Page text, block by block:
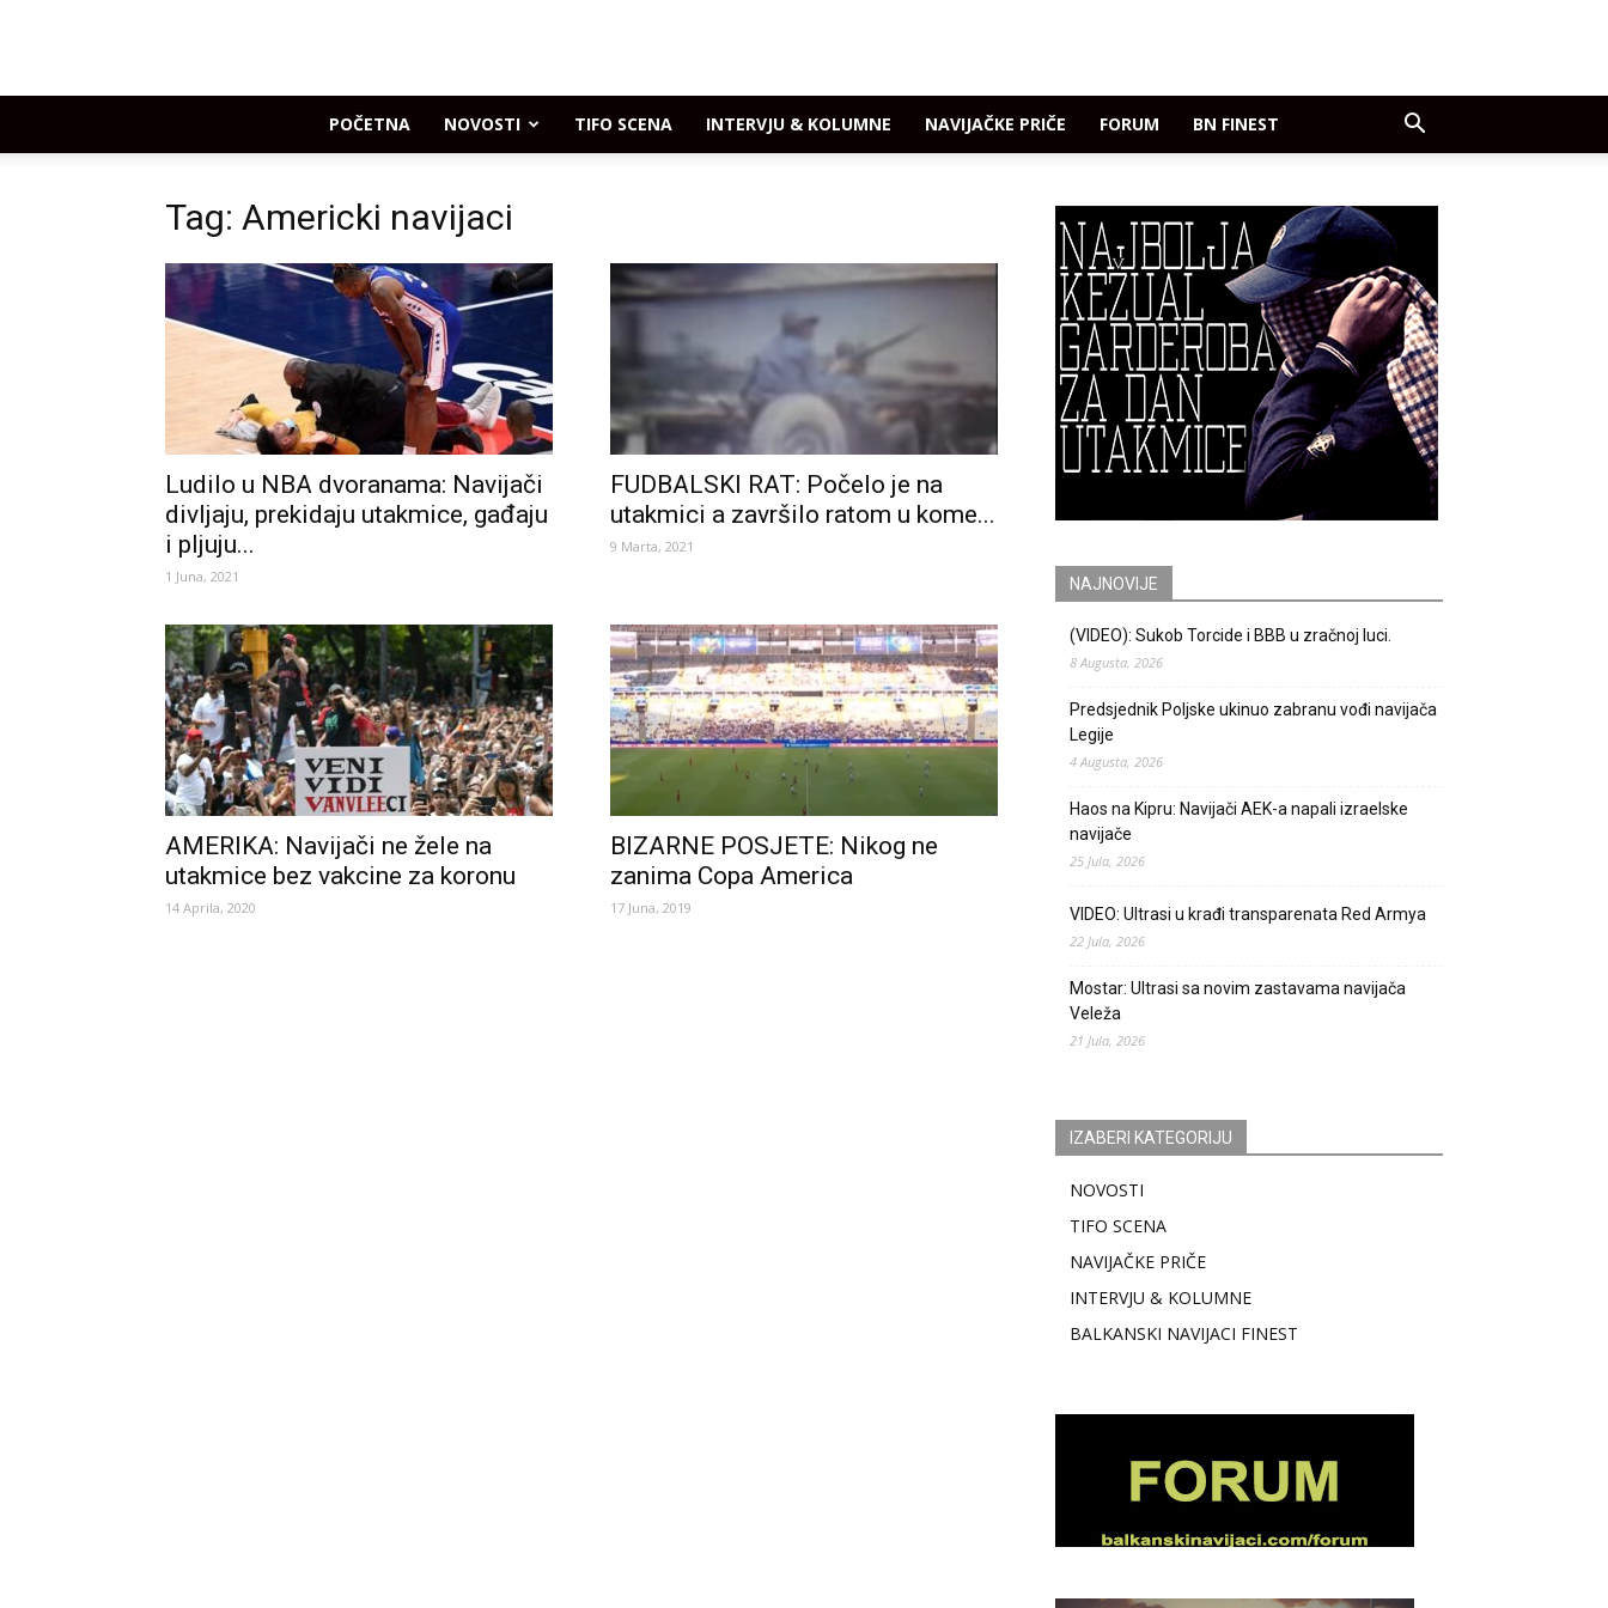
POČETNA NOVOSTI TIFO SCENA INTERVJU & KOLUMNE NAVIJAČKE PRIČE FORUM BN FINEST
Tag: Americki navijaci
Ludilo u NBA dvoranama: Navijači
divljaju, prekidaju utakmice, gađaju
i pljuju...
1 Juna, 2021
FUDBALSKI RAT: Počelo je na
utakmici a završilo ratom u kome...
9 Marta, 2021
AMERIKA: Navijači ne žele na
utakmice bez vakcine za koronu
14 Aprila, 2020
BIZARNE POSJETE: Nikog ne
zanima Copa America
17 Juna, 2019
NAJNOVIJE
(VIDEO): Sukob Torcide i BBB u zračnoj luci.
8 Augusta, 2026
Predsjednik Poljske ukinuo zabranu vođi navijača
Legije
4 Augusta, 2026
Haos na Kipru: Navijači AEK-a napali izraelske
navijače
25 Jula, 2026
VIDEO: Ultrasi u krađi transparenata Red Armya
22 Jula, 2026
Mostar: Ultrasi sa novim zastavama navijača
Veleža
21 Jula, 2026
IZABERI KATEGORIJU
NOVOSTI
TIFO SCENA
NAVIJAČKE PRIČE
INTERVJU & KOLUMNE
BALKANSKI NAVIJACI FINEST